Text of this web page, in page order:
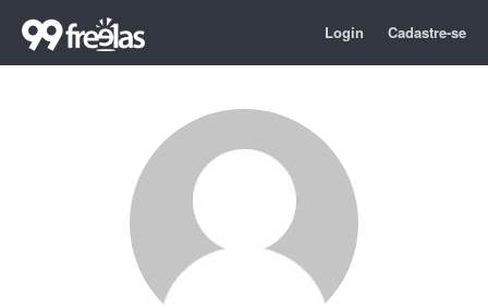
Login Cadastre-se